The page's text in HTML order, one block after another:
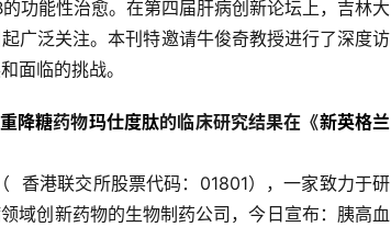
功能性治愈。在第四届肝病创新论坛上，吉林大
广泛关注。本刊特邀请牛俊奇教授进行了深度访
面临的挑战。
降糖药物玛仕度肽的临床研究结果在《新英格兰
香港联交所股票代码：01801），一家致力于研
域创新药物的生物制药公司，今日宣布：胰高血